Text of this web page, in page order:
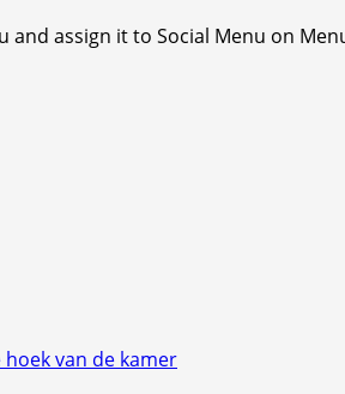
assign it to Social Menu on
van de kamer